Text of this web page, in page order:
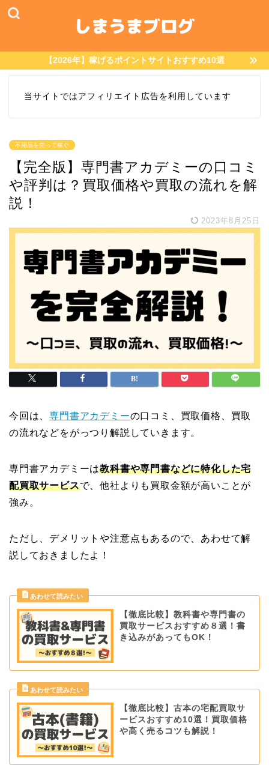
【2026年】稼げるポイントサイトおすすめ10選
当サイトではアフィリエイト広告を利用しています
不用品を売って稼ぐ
【完全版】専門書アカデミーの口コミ
や評判は？買取価格や買取の流れを解
説！
2023年8月25日
今回は、専門書アカデミーの口コミ、買取価格、買取
の流れなどをがっつり解説していきます。
専門書アカデミーは教科書や専門書などに特化した宅
配買取サービスで、他社よりも買取金額が高いことが
強み。
ただし、デメリットや注意点もあるので、あわせて解
説しておきましたよ！
【徹底比較】教科書や専門書の
買取サービスおすすめ８選！書
き込みがあってもOK！
【徹底比較】古本の宅配買取サ
ービスおすすめ10選！買取価格
や高く売るコツも解説！